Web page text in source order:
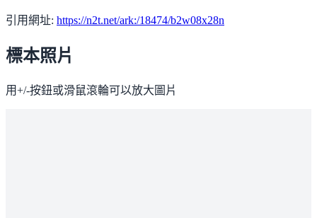
引用網址: https://n2t.net/ark:/18474/b2w08x28n
標本照片
用+/-按鈕或滑鼠滾輪可以放大圖片